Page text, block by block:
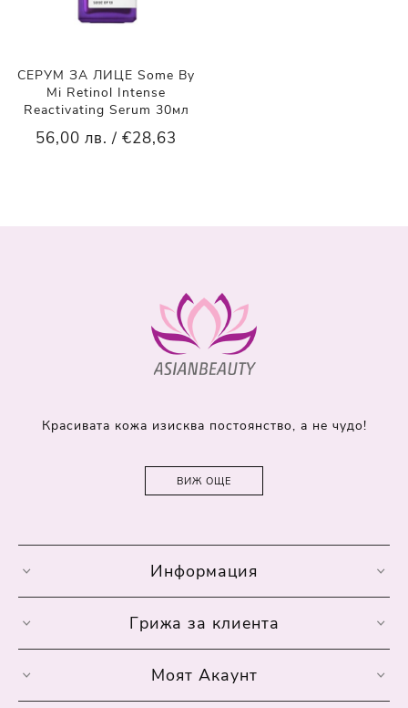
СЕРУМ ЗА ЛИЦЕ Some By
Mi Retinol Intense
Reactivating Serum 30мл
56,00 лв. / €28,63
Красивата кожа изисква постоянство, а не чудо!
ВИЖ ОЩЕ
Информация
Грижа за клиента
Моят Акаунт